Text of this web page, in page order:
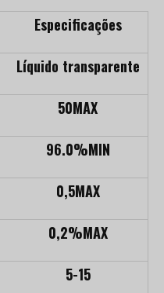
Especificações
Líquido transparente
50MAX
96.0%MIN
0,5MAX
0,2%MAX
5-15